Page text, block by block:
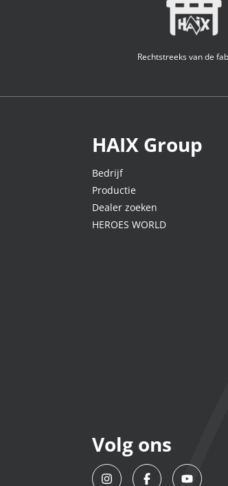
Rechtstreeks van de
HAIX Group
Bedrijf
Productie
Dealer zoeken
HEROES WORLD
Volg ons